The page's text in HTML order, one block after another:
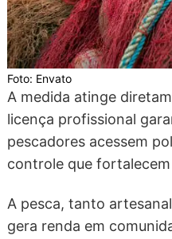
Foto: Envato
A medida atinge
licença profissional
pescadores acessem
controle que
A pesca, tanto
gera renda em